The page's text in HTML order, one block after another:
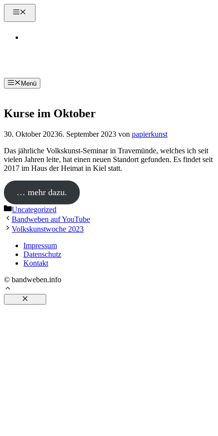
Zum
Inhalt
Menü
Menü
Kurse im Oktober
30. Oktober 20236. September 2023 von papierkunst
Das jährliche Volkskunst-Seminar in Travemünde, welches ich seit
vielen Jahren leite, hat einen neuen Standort gefunden. Es findet seit
2017 im Haus der Heimat in Kiel statt.
… mehr dazu.
Kategorien
Uncategorized
Bandweben auf YouTube
Volkskunstwoche 2023
Impressum
Datenschutz
Kontakt
© bandweben.info
Schließen